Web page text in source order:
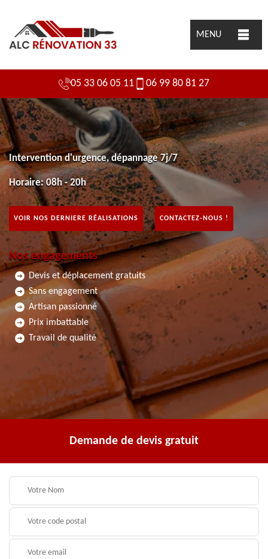
MENU
05 33 06 05 11 06 99 80 81 27
Intervention d'urgence, dépannage 7j/7
Horaire: 08h - 20h
VOIR NOS DERNIERE RÉALISATIONS CONTACTEZ-NOUS !
Nos engagements
Devis et déplacement gratuits
Sans engagement
Artisan passionné
Prix imbattable
Travail de qualité
Demande de devis gratuit